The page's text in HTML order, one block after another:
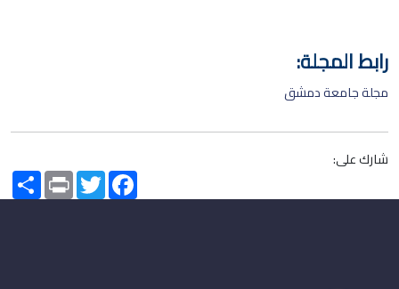
رابط المجلة:
مجلة جامعة دمشق
شارك على:
Share PrintTwitterFacebook